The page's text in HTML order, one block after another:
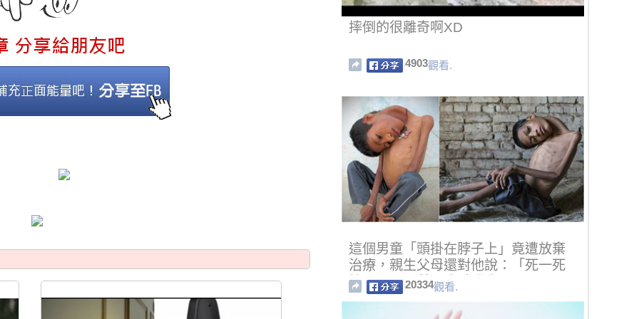
摔倒的很離奇啊XD
4903觀看.
這個男童「頭掛在脖子上」竟遭放棄
治療，親生父母還對他說：「死一死
算了！」....某天奇蹟發生了！
20334觀看.